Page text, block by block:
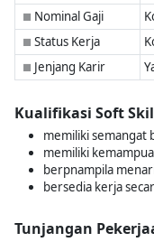
■ Nominal Gaji
■ Status Kerja
■ Jenjang Karir
Kualifikasi Soft
memiliki semangat
memiliki
berpnampila
bersedia kerja
Tunjangan